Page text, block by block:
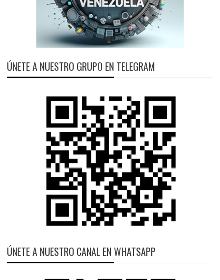
ÚNETE A NUESTRO GRUPO EN TELEGRAM
ÚNETE A NUESTRO CANAL EN WHATSAPP